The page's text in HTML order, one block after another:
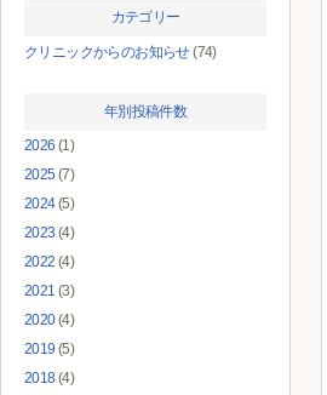
カテゴリー
クリニックからのお知らせ(74)
年別投稿件数
2026 (1)
2025 (7)
2024(5)
2023 (4)
2022 (4)
2021 (3)
2020(4)
2019 (5)
2018(4)